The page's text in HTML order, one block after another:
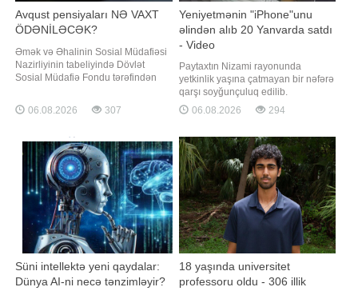
Avqust pensiyaları NƏ VAXT
ÖDƏNİLƏCƏK?
Əmək və Əhalinin Sosial Müdafiəsi
Nazirliyinin tabeliyində Dövlət
Sosial Müdafiə Fondu tərəfindən
Bakı və Sumqayıt şəhərləri, eləcə
də Abşeron rayonu üzrə bu ayın
tutulub. BİG.AZ xəbər verir ki, bu
barədə Dövlət Sosial Müdafiə
Fondu məluma
06.08.2026 307
Yeniyetmənin "iPhone"unu
əlindən alıb 20 Yanvarda satdı
- Video
Paytaxtın Nizami rayonunda
yetkinlik yaşına çatmayan bir nəfərə
qarşı soyğunçuluq edilib.
"Qafqazinfo" xəbər verir ki,
naməlum şəxs zərərçəkənin əlində
"iPhone 16" mobil telefonu alaraq
hadisə yerindən uzaqlaşıb. Nizami
Rayon Polis İdarəsinin 24-c
06.08.2026 294
Süni intellektə yeni qaydalar:
Dünya AI-ni necə tənzimləyir?
18 yaşında universitet
professoru oldu - 306 illik